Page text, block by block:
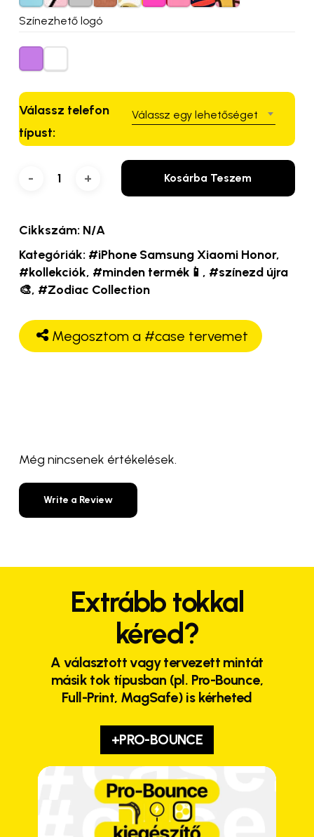
Színezhető logó
Válassz telefon
típust:
Válassz egy lehetőséget
Kosárba Teszem
Cikkszám: N/A
Kategóriák: #iPhone Samsung Xiaomi Honor,
#kollekciók, #minden termék📱 , #színezd újra
🎨, #Zodiac Collection
Megosztom a #case tervemet
Még nincsenek értékelések.
Write a Review
Extrább tokkal
kéred?
A választott vagy tervezett mintát
másik tok típusban (pl. Pro-Bounce,
Full-Print, MagSafe) is kérheted
+PRO-BOUNCE